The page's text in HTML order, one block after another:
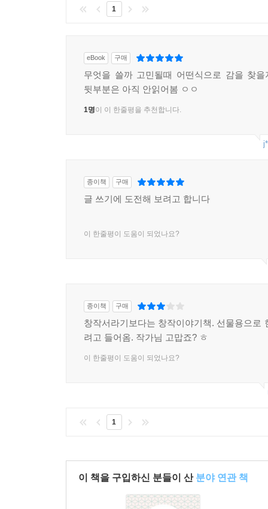
1
eBook 구매
무엇을 쓸까 고민될때 어떤식으로 감을 찾을
뒷부분은 아직 안읽어봄 ㅇㅇ
1명이 이 한줄평을 추천합니다.
종이책 구매
글 쓰기에 도전해 보려고 합니다
이 한줄평이 도움이 되었나요?
종이책 구매
창작서라기보다는 창작이야기책. 선물용으로
려고 들어옴. 작가님 고맙죠? ㅎ
이 한줄평이 도움이 되었나요?
1
이 책을 구입하신 분들이 산 분야 연관 책